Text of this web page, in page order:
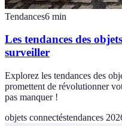
Tendances6 min
Les tendances des
surveiller
Explorez les tendances des
promettent de révolutionner
pas manquer !
objets connectéstendances